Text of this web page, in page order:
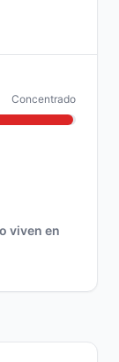
Concentrado
viven en